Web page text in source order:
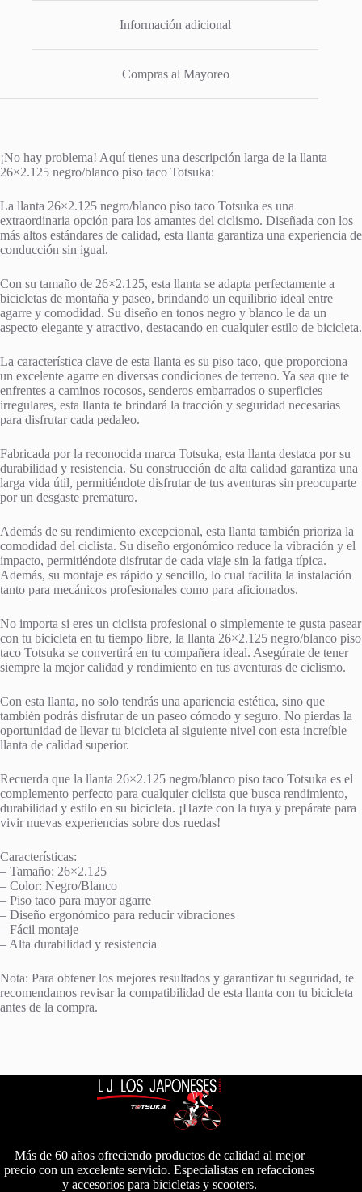
Información adicional
Compras al Mayoreo
¡No hay problema! Aquí tienes una descripción larga de la llanta
26×2.125 negro/blanco piso taco Totsuka:
La llanta 26×2.125 negro/blanco piso taco Totsuka es una
extraordinaria opción para los amantes del ciclismo. Diseñada con los
más altos estándares de calidad, esta llanta garantiza una experiencia de
conducción sin igual.
Con su tamaño de 26×2.125, esta llanta se adapta perfectamente a
bicicletas de montaña y paseo, brindando un equilibrio ideal entre
agarre y comodidad. Su diseño en tonos negro y blanco le da un
aspecto elegante y atractivo, destacando en cualquier estilo de bicicleta.
La característica clave de esta llanta es su piso taco, que proporciona
un excelente agarre en diversas condiciones de terreno. Ya sea que te
enfrentes a caminos rocosos, senderos embarrados o superficies
irregulares, esta llanta te brindará la tracción y seguridad necesarias
para disfrutar cada pedaleo.
Fabricada por la reconocida marca Totsuka, esta llanta destaca por su
durabilidad y resistencia. Su construcción de alta calidad garantiza una
larga vida útil, permitiéndote disfrutar de tus aventuras sin preocuparte
por un desgaste prematuro.
Además de su rendimiento excepcional, esta llanta también prioriza la
comodidad del ciclista. Su diseño ergonómico reduce la vibración y el
impacto, permitiéndote disfrutar de cada viaje sin la fatiga típica.
Además, su montaje es rápido y sencillo, lo cual facilita la instalación
tanto para mecánicos profesionales como para aficionados.
No importa si eres un ciclista profesional o simplemente te gusta pasear
con tu bicicleta en tu tiempo libre, la llanta 26×2.125 negro/blanco piso
taco Totsuka se convertirá en tu compañera ideal. Asegúrate de tener
siempre la mejor calidad y rendimiento en tus aventuras de ciclismo.
Con esta llanta, no solo tendrás una apariencia estética, sino que
también podrás disfrutar de un paseo cómodo y seguro. No pierdas la
oportunidad de llevar tu bicicleta al siguiente nivel con esta increíble
llanta de calidad superior.
Recuerda que la llanta 26×2.125 negro/blanco piso taco Totsuka es el
complemento perfecto para cualquier ciclista que busca rendimiento,
durabilidad y estilo en su bicicleta. ¡Hazte con la tuya y prepárate para
vivir nuevas experiencias sobre dos ruedas!
Características:
– Tamaño: 26×2.125
– Color: Negro/Blanco
– Piso taco para mayor agarre
– Diseño ergonómico para reducir vibraciones
– Fácil montaje
– Alta durabilidad y resistencia
Nota: Para obtener los mejores resultados y garantizar tu seguridad, te
recomendamos revisar la compatibilidad de esta llanta con tu bicicleta
antes de la compra.
Más de 60 años ofreciendo productos de calidad al mejor
precio con un excelente servicio. Especialistas en refacciones
y accesorios para bicicletas y scooters.